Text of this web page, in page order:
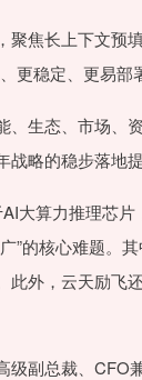
焦长上下文预
稳定、更易部
生态、市场、
略的稳步落地
大算力推理芯
”的核心难题。
外，云天励飞
副总裁、CFO